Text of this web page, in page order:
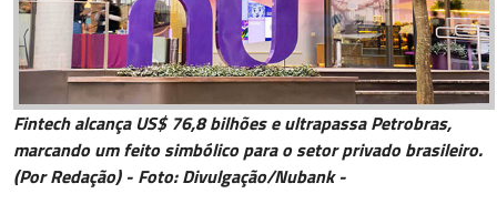
Fintech alcança US$ 76,8 bilhões e ultrapassa Petrobras,
marcando um feito simbólico para o setor privado brasileiro.
(Por Redação) - Foto: Divulgação/Nubank -